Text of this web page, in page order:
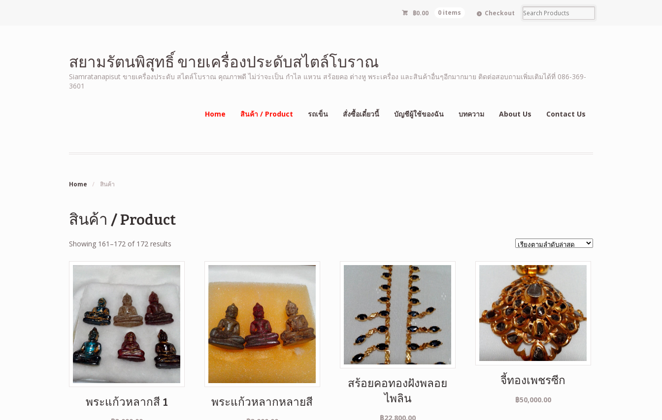
฿0.00 0 items Checkout
สยามรัตนพิสุทธิ์ ขายเครื่องประดับสไตล์โบราณ
Siamratanapisut ขายเครื่องประดับ สไตล์โบราณ คุณภาพดี ไม่ว่าจะเป็น กำไล แหวน สร้อยคอ ต่างหู พระเครื่อง และสินค้าอื่นๆอีกมากมาย ติดต่อสอบถามเพิ่มเติมได้ที่ 086-369-
3601
Home สินค้า / Product รถเข็น สั่งซื้อเดี๋ยวนี้ บัญชีผู้ใช้ของฉัน บทความ About Us Contact Us
Home / สินค้า
สินค้า / Product
Showing 161–172 of 172 results
พระแก้วหลากสี 1 พระแก้วหลากหลายสี
สร้อยคอทองฝังพลอย
ไพลิน
฿22,800.00
จี้ทองเพชรซีก
฿50,000.00